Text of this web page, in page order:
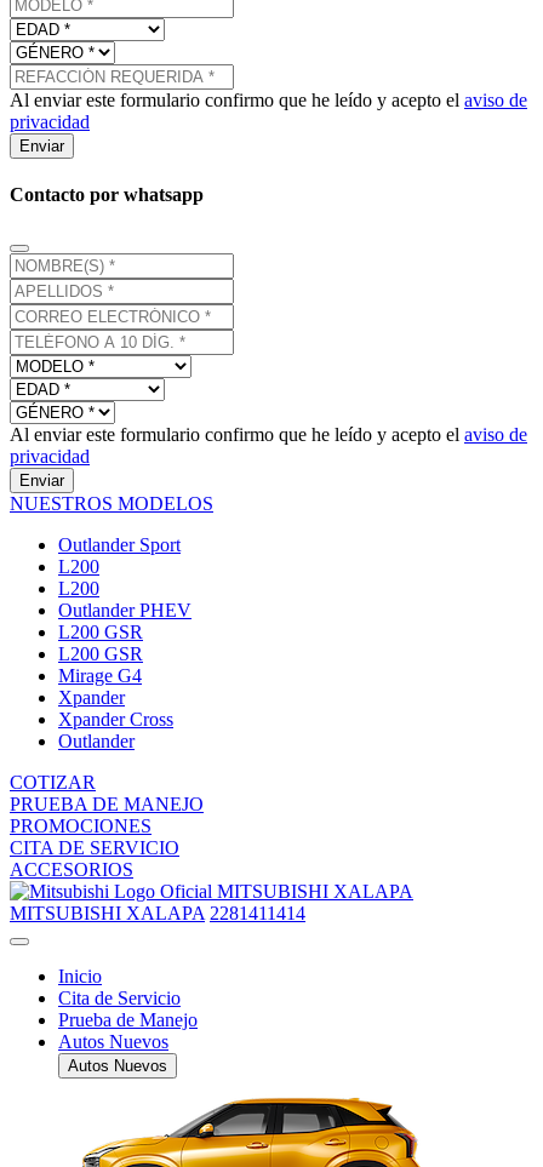
Al enviar este formulario confirmo que he leído y acepto el aviso de
privacidad
Enviar
Contacto por whatsapp
Al enviar este formulario confirmo que he leído y acepto el aviso de
privacidad
Enviar
NUESTROS MODELOS
Outlander Sport
L200
L200
Outlander PHEV
L200 GSR
L200 GSR
Mirage G4
Xpander
Xpander Cross
Outlander
COTIZAR
PRUEBA DE MANEJO
PROMOCIONES
CITA DE SERVICIO
ACCESORIOS
MITSUBISHI XALAPA
MITSUBISHI XALAPA 2281411414
Inicio
Cita de Servicio
Prueba de Manejo
Autos Nuevos
Autos Nuevos